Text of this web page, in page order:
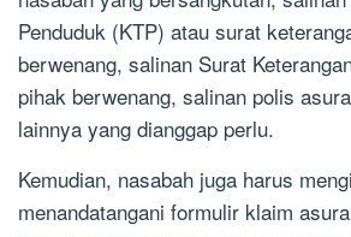
Penduduk (KTP) atau surat
berwenang, salinan Surat
pihak berwenang, salinan polis
lainnya yang dianggap perlu.
Kemudian, nasabah juga harus
menandatangani formulir klaim